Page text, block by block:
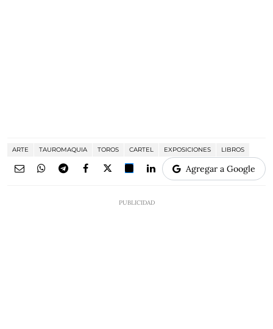
ARTE TAUROMAQUIA TOROS CARTEL EXPOSICIONES LIBROS
Agregar a Google